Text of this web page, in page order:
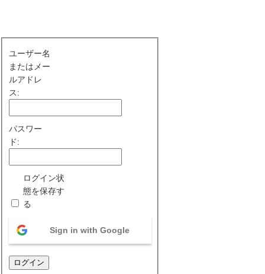
ユーザー名
またはメー
ルアドレ
ス:
パスワー
ド:
ログイン状
態を保存す
る
Sign in with Google
ログイン